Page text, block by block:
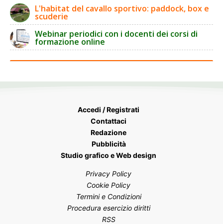
L'habitat del cavallo sportivo: paddock, box e
scuderie
Webinar periodici con i docenti dei corsi di
formazione online
Accedi / Registrati
Contattaci
Redazione
Pubblicità
Studio grafico e Web design
Privacy Policy
Cookie Policy
Termini e Condizioni
Procedura esercizio diritti
RSS